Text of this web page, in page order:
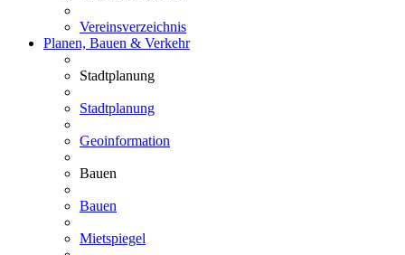
Vereinsverzeichnis
Planen, Bauen & Verkehr
Stadtplanung
Stadtplanung
Geoinformation
Bauen
Bauen
Mietspiegel